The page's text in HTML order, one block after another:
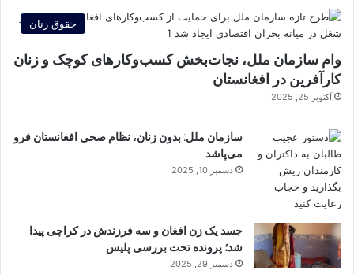
حقوق زنان
وام سازمان ملل، نجات‌بخش کسب‌وکارهای کوچک و زنان
کارآفرین در افغانستان
آکتوبر 25, 2025
سازمان ملل: بدون زنان، نظام صحی افغانستان فرو
می‌پاشد
دسمبر 10, 2025
جسد یک زن افغان و سه فرزندش در کراچی پیدا
شد؛ پرونده تحت بررسی پلیس
دسمبر 29, 2025